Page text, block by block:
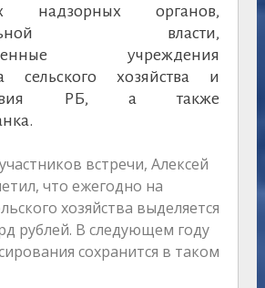
надзорных органов,
власти,
учреждения
сельского хозяйства и
РБ, а также
встречи, Алексей
что ежегодно на
хозяйства выделяется
рублей. В следующем году
сохранится в таком